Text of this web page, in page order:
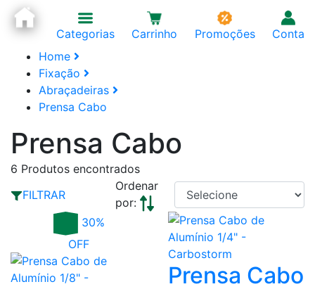
Categorias Carrinho Promoções
Conta
Home
Fixação
Abraçadeiras
Prensa Cabo
Prensa Cabo
6 Produtos encontrados
FILTRAR
Ordenar
por:
30%
OFF
Prensa Cabo